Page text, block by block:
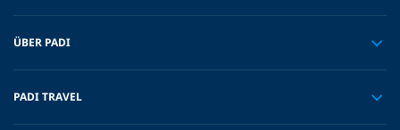
ÜBER PADI
PADI TRAVEL